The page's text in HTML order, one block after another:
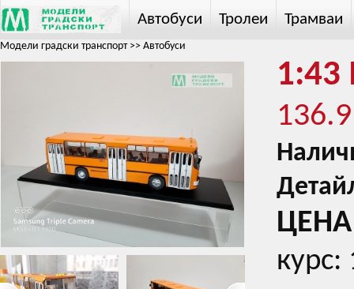
Автобуси Тролеи Трамваи
Модели градски транспорт>> Автобуси
1:43
ЦЕНА
курс: